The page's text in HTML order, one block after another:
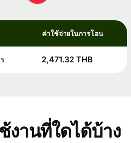
ค่าใช้จ่ายในการโอน
2,471.32 THB
งานที่ใดได้บ้าง